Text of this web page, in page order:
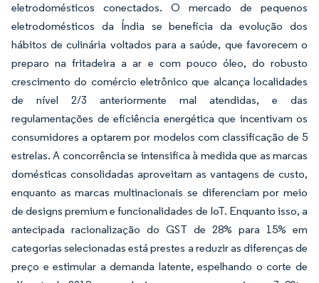
eletrodomésticos conectados. O mercado de pequenos
eletrodomésticos da Índia se beneficia da evolução dos
hábitos de culinária voltados para a saúde, que favorecem o
preparo na fritadeira a ar e com pouco óleo, do robusto
crescimento do comércio eletrônico que alcança localidades
de nível 2/3 anteriormente mal atendidas, e das
regulamentações de eficiência energética que incentivam os
consumidores a optarem por modelos com classificação de 5
estrelas. A concorrência se intensifica à medida que as marcas
domésticas consolidadas aproveitam as vantagens de custo,
enquanto as marcas multinacionais se diferenciam por meio
de designs premium e funcionalidades de IoT. Enquanto isso, a
antecipada racionalização do GST de 28% para 15% em
categorias selecionadas está prestes a reduzir as diferenças de
preço e estimular a demanda latente, espelhando o corte de